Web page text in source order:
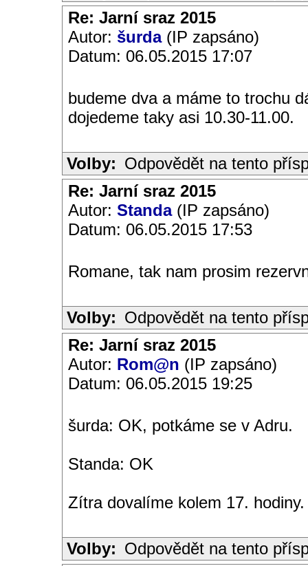
Re: Jarní sraz 2015
Autor: šurda(IP zapsáno)
Datum: 06.05.2015 17:07
budeme dva a máme to trochu
dojedeme taky asi 10.30-11.00.
Volby: Odpovědět na tento
Re: Jarní sraz 2015
Autor: Standa(IP zapsáno)
Datum: 06.05.2015 17:53
Romane, tak nam prosim
Volby: Odpovědět na tento
Re: Jarní sraz 2015
Autor: Rom@n (IP zapsáno)
Datum: 06.05.2015 19:25
šurda: OK, potkáme se v Adru.
Standa: OK
Zítra dovalíme kolem 17. hodiny.
Volby: Odpovědět na tento